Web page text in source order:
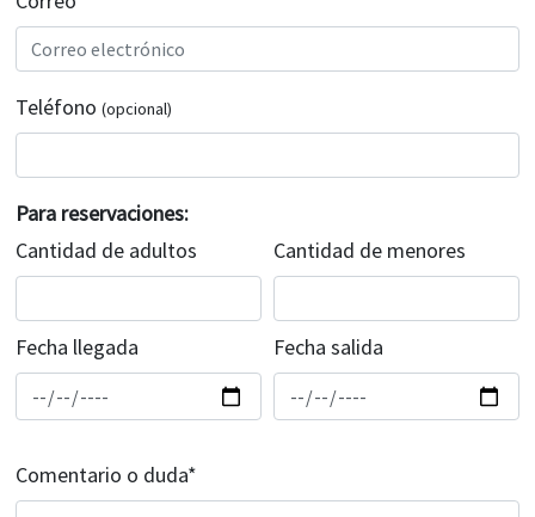
Teléfono (opcional)
Para reservaciones:
Cantidad de adultos
Cantidad de menores
Fecha llegada Fecha salida
Comentario o duda*